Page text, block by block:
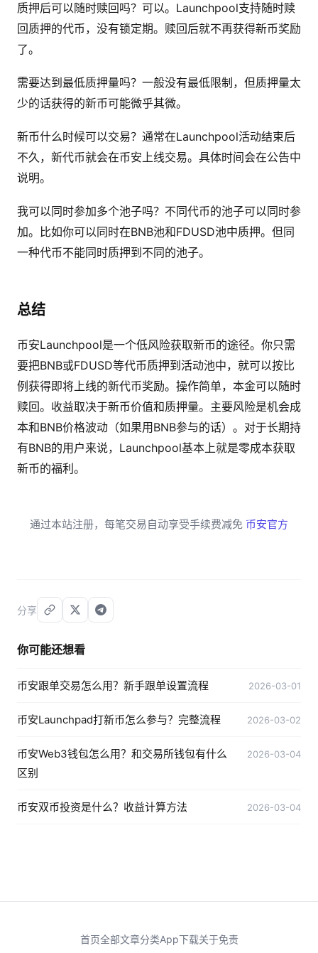
质押后可以随时赎回吗？可以。Launchpool支持随时赎
回质押的代币，没有锁定期。赎回后就不再获得新币奖励
了。
需要达到最低质押量吗？一般没有最低限制，但质押量太
少的话获得的新币可能微乎其微。
新币什么时候可以交易？通常在Launchpool活动结束后
不久，新代币就会在币安上线交易。具体时间会在公告中
说明。
我可以同时参加多个池子吗？不同代币的池子可以同时参
加。比如你可以同时在BNB池和FDUSD池中质押。但同
一种代币不能同时质押到不同的池子。
总结
币安Launchpool是一个低风险获取新币的途径。你只需
要把BNB或FDUSD等代币质押到活动池中，就可以按比
例获得即将上线的新代币奖励。操作简单，本金可以随时
赎回。收益取决于新币价值和质押量。主要风险是机会成
本和BNB价格波动（如果用BNB参与的话）。对于长期持
有BNB的用户来说，Launchpool基本上就是零成本获取
新币的福利。
通过本站注册，每笔交易自动享受手续费减免 币安官方
分享
你可能还想看
币安跟单交易怎么用？新手跟单设置流程 2026-03-01
币安Launchpad打新币怎么参与？完整流程 2026-03-02
币安Web3钱包怎么用？和交易所钱包有什么
区别
2026-03-04
币安双币投资是什么？收益计算方法 2026-03-04
首页全部文章分类App下载关于免责